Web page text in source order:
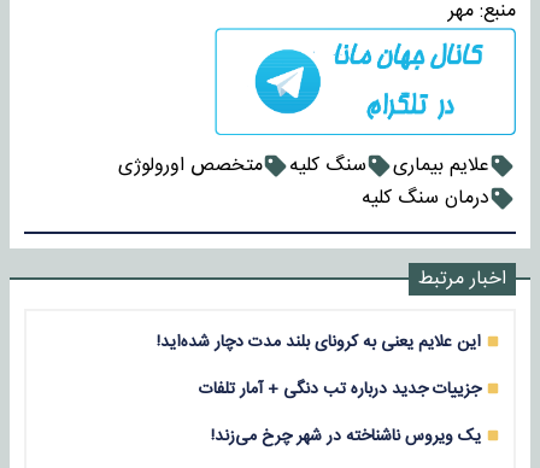
منبع:مهر
علایم بیماری سنگ کلیه
متخصص اورولوژی
درمان سنگ کلیه
اخبار مرتبط
این علایم یعنی به کرونای بلند مدت دچار شده‌اید!
جزییات جدید درباره تب دنگی + آمار تلفات
یک ویروس ناشناخته در شهر چرخ می‌زند!